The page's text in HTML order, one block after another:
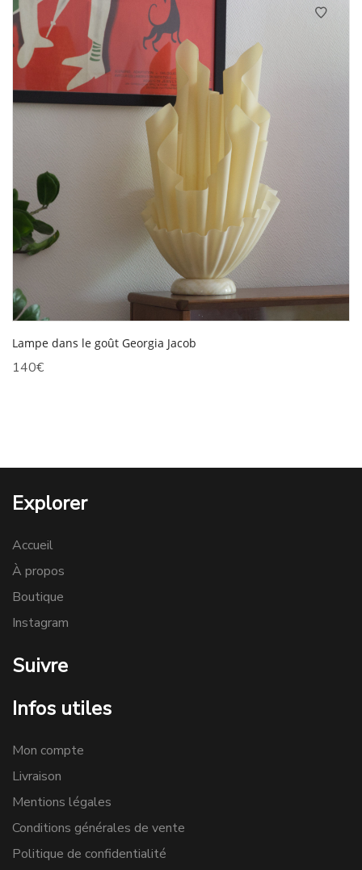
Lampe dans le goût Georgia Jacob
140€
Explorer
Accueil
À propos
Boutique
Instagram
Suivre
Infos utiles
Mon compte
Livraison
Mentions légales
Conditions générales de vente
Politique de confidentialité